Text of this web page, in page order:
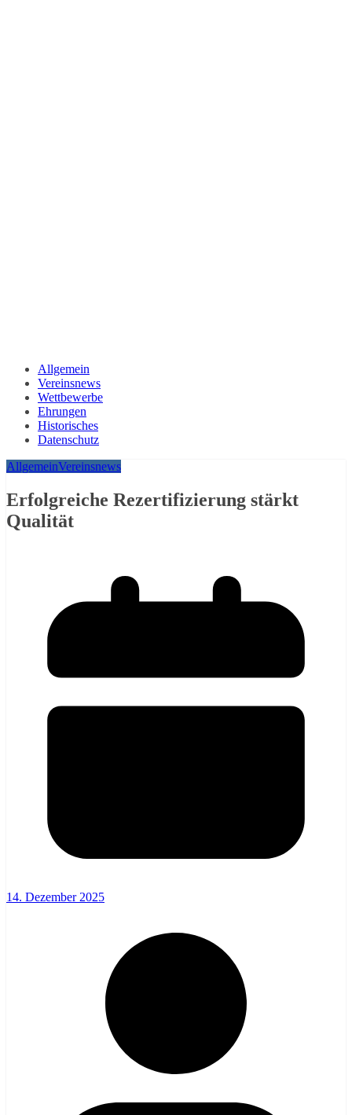
Allgemein
Vereinsnews
Wettbewerbe
Ehrungen
Historisches
Datenschutz
AllgemeinVereinsnews
Erfolgreiche Rezertifizierung stärkt
Qualität
14. Dezember 2025